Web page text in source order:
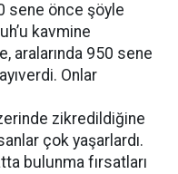
sene önce şöyle
kavmine
aralarında 950 sene
Onlar
zikredildiğine
çok yaşarlardı.
bulunma fırsatları